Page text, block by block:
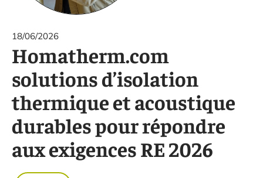
18/06/2026
Homatherm.com
solutions d’isolation
thermique et acoustique
durables pour répondre
aux exigences RE 2026